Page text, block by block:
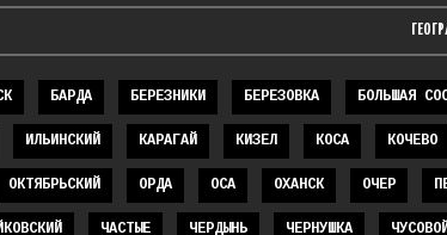
БАРДА БЕРЕЗНИКИ БЕРЕЗОВКА БОЛЬШАЯ
ИЛЬИНСКИЙ КАРАГАЙ КИЗЕЛ КОСА КОЧЕВО
ОКТЯБРЬСКИЙ ОРДА ОСА ОХАНСК ОЧЕР
ЧАСТЫЕ ЧЕРДЫНЬ ЧЕРНУШКА